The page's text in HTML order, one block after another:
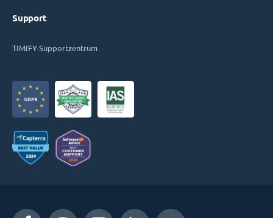
Support
TIMIFY-Supportzentrum